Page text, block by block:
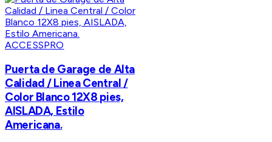
ACCESSPRO
Puerta de Garage de Alta
Calidad / Linea Central /
Color Blanco 12X8 pies,
AISLADA, Estilo
Americana.